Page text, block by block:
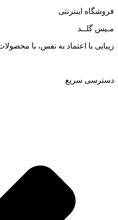
فروشگاه اینترنتی
مـیس گلــد
زیبایی با اعتماد به نفس، با
دسترسی سریع